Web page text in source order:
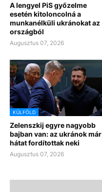
A lengyel PiS győzelme
esetén kitoloncolná a
munkanélküli ukránokat az
országból
Augusztus 07, 2026
KÜLFÖLD
Zelenszkij egyre nagyobb
bajban van: az ukránok már
hátat fordítottak neki
Augusztus 07, 2026